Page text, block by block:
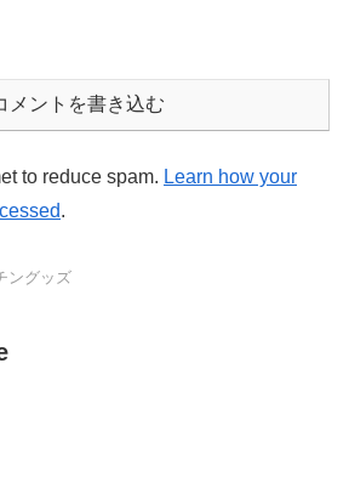
メントを書き込む
to reduce spam. Learn how your
.
ングッズ